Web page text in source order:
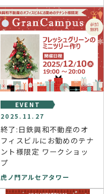
EVENT
2025.11.27
終了:日鉄興和不動産のオ
フィスビルにお勤めのテナ
ント様限定 ワークショッ
プ
虎ノ門アルセアタワー